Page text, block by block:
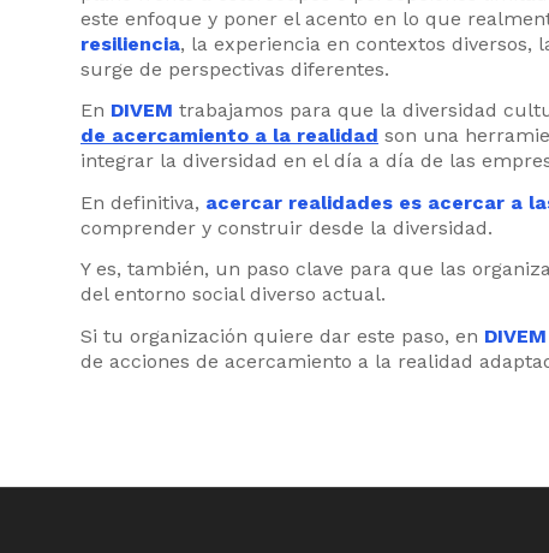
este enfoque y poner el acento en lo que
resiliencia, la experiencia en contextos diversos,
surge de perspectivas diferentes.
En DIVEM trabajamos para que la diversidad
de acercamiento a la realidad son una
integrar la diversidad en el día a día de las
En definitiva, acercar realidades es acercar a
comprender y construir desde la diversidad.
Y es, también, un paso clave para que las
del entorno social diverso actual.
Si tu organización quiere dar este paso, en DIVEM
de acciones de acercamiento a la realidad